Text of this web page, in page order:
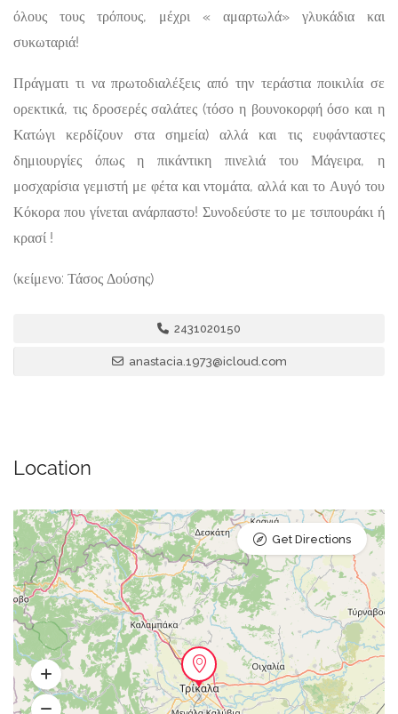
όλους τους τρόπους, μέχρι « αμαρτωλά» γλυκάδια και
συκωταριά!
Πράγματι τι να πρωτοδιαλέξεις από την τεράστια ποικιλία σε
ορεκτικά, τις δροσερές σαλάτες (τόσο η βουνοκορφή όσο και η
Κατώγι κερδίζουν στα σημεία) αλλά και τις ευφάνταστες
δημιουργίες όπως η πικάντικη πινελιά του Μάγειρα, η
μοσχαρίσια γεμιστή με φέτα και ντομάτα, αλλά και το Αυγό του
Κόκορα που γίνεται ανάρπαστο! Συνοδεύστε το με τσιπουράκι ή
κρασί !
(κείμενο: Τάσος Δούσης)
2431020150
anastacia.1973@icloud.com
Location
Get Directions